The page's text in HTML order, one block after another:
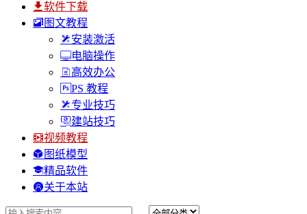
软件下载
图文教程
安装激活
电脑操作
高效办公
PS 教程
专业技巧
建站技巧
视频教程
图纸模型
精品软件
关于本站